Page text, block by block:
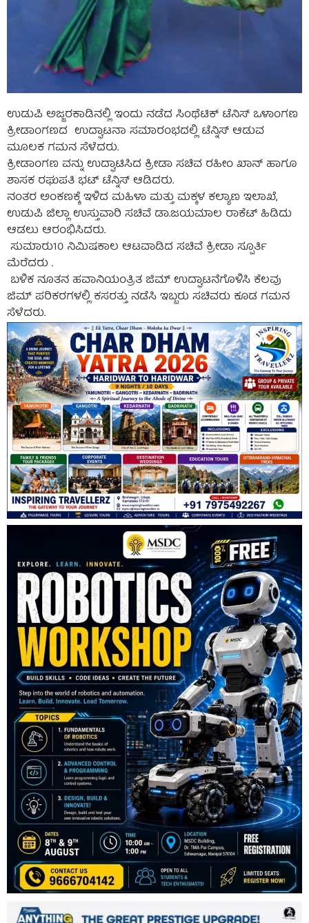
ಉಡುಪಿ ಅಜ್ಜರಕಾಡಿನಲ್ಲಿ ಇಂದು ನಡೆದ ಸಿಂಥೆಟಿಕ್ ಟೆನಿಸ್ ಒಳಾಂಗಣ
ಕ್ರೀಡಾಂಗಣದ ಉದ್ಘಾಟನಾ ಸಮಾರಂಭದಲ್ಲಿ ಟೆನ್ನಿಸ್ ಆಡುವ
ಮೂಲಕ ಗಮನ ಸೆಳೆದರು.
ಕ್ರೀಡಾಂಗಣ ವನ್ನು ಉದ್ಘಾಟಿಸಿದ ಕ್ರೀಡಾ ಸಚಿವ ರಹೀಂ ಖಾನ್ ಹಾಗೂ
ಶಾಸಕ ರಘುಪತಿ ಭಟ್ ಟೆನ್ನಿಸ್ ಆಡಿದರು.
ನಂತರ ಅಂಕಣಕ್ಕೆ ಇಳಿದ ಮಹಿಳಾ ಮತ್ತು ಮಕ್ಕಳ ಕಲ್ಯಾಣ ಇಲಾಖೆ,
ಉಡುಪಿ ಜಿಲ್ಲಾ ಉಸ್ತುವಾರಿ ಸಚಿವೆ ಡಾ.ಜಯಮಾಲ ರಾಕೆಟ್ ಹಿಡಿದು
ಆಡಲು ಆರಂಭಿಸಿದರು.
ಸುಮಾರು10 ನಿಮಿಷಕಾಲ ಆಟವಾಡಿದ ಸಚಿವೆ ಕ್ರೀಡಾ ಸ್ಪೂರ್ತಿ
ಮೆರೆದರು .
ಬಳಿಕ ನೂತನ ಹವಾನಿಯಂತ್ರಿತ ಜಿಮ್ ಉದ್ಘಾಟನೆಗೊಳಿಸಿ ಕೆಲವು
ಜಿಮ್ ಪರಿಕರಗಳಲ್ಲಿ ಕಸರತ್ತು ನಡೆಸಿ ಇಬ್ಬರು ಸಚಿವರು ಕೂಡ ಗಮನ
ಸೆಳೆದರು.